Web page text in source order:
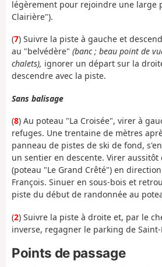
légèrement pour rejoindre une large
Clairière").
(7) Suivre la piste à gauche et
au "belvédère" (banc ; beau point de
chalets), ignorer un départ sur la
descendre avec la piste.
Sans balisage
(8) Au poteau "La Croisée", virer à
refuges. Une trentaine de mètres
panneau de pistes de ski de fond,
un sentier en descente. Virer aussitôt
(poteau "Le Grand Crêté") en
François. Sinuer en sous-bois et
piste du début de randonnée au
(2) Suivre la piste à droite et, par le
inverse, regagner le parking de Saint-
Points de passage